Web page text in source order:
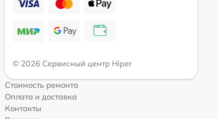
© 2026 Сервисный центр Hiper
Стоимость ремонта
Оплата и доставка
Контакты